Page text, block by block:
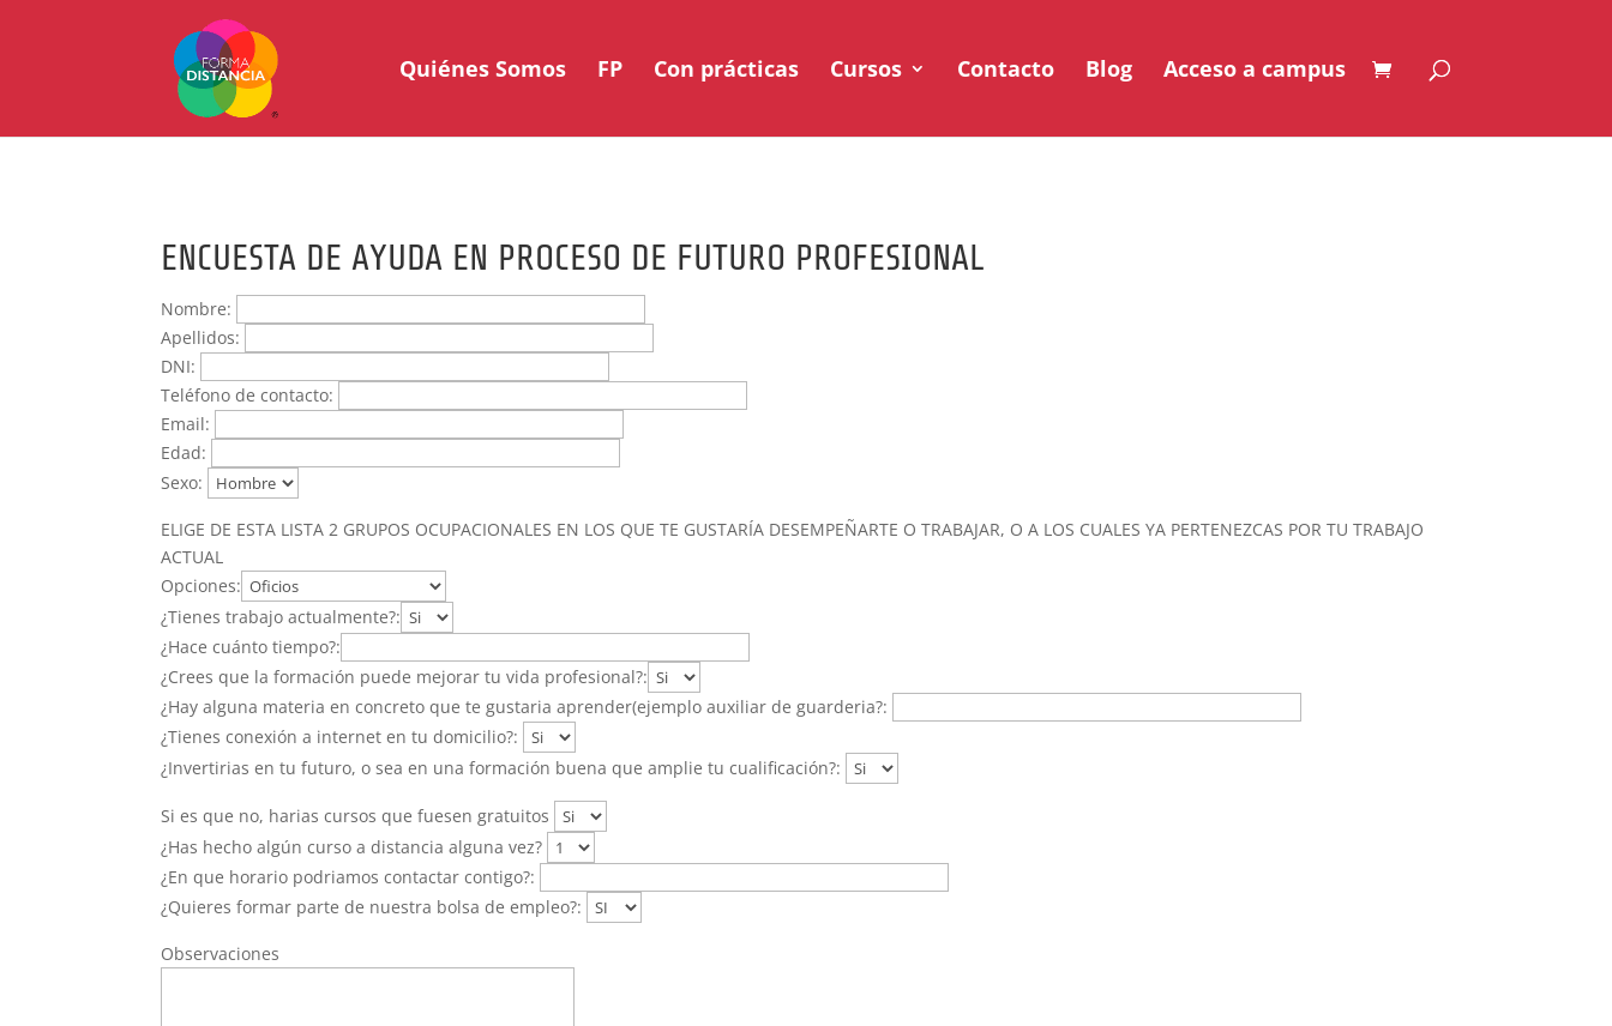
Quiénes Somos FP Con prácticas Cursos Contacto Blog Acceso a campus
ENCUESTA DE AYUDA EN PROCESO DE FUTURO PROFESIONAL
Nombre:
Apellidos:
DNI:
Teléfono de contacto:
Email:
Edad:
Sexo:
ELIGE DE ESTA LISTA 2 GRUPOS OCUPACIONALES EN LOS QUE TE GUSTARÍA DESEMPEÑARTE O TRABAJAR, O A LOS CUALES YA PERTENEZCAS POR TU TRABAJO
ACTUAL
Opciones:
¿Tienes trabajo actualmente?:
¿Hace cuánto tiempo?:
¿Crees que la formación puede mejorar tu vida profesional?:
¿Hay alguna materia en concreto que te gustaria aprender(ejemplo auxiliar de guarderia?:
¿Tienes conexión a internet en tu domicilio?:
¿Invertirias en tu futuro, o sea en una formación buena que amplie tu cualificación?:
Si es que no, harias cursos que fuesen gratuitos
¿Has hecho algún curso a distancia alguna vez?
¿En que horario podriamos contactar contigo?:
¿Quieres formar parte de nuestra bolsa de empleo?:
Observaciones